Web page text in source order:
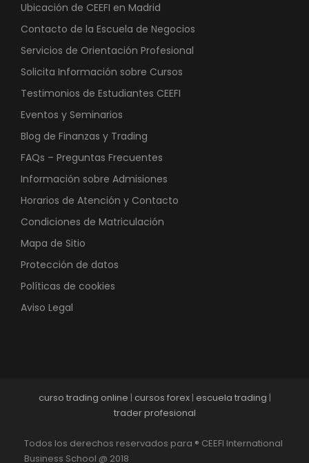
Ubicación de CEEFI en Madrid
Contacto de la Escuela de Negocios
Servicios de Orientación Profesional
Solicita Información sobre Cursos
Testimonios de Estudiantes CEEFI
Eventos y Seminarios
Blog de Finanzas y Trading
FAQs – Preguntas Frecuentes
Información sobre Admisiones
Horarios de Atención y Contacto
Condiciones de Matriculación
Mapa de Sitio
Protección de datos
Políticas de cookies
Aviso Legal
curso trading online | cursos forex| escuela trading |
trader profesional
Todos los derechos reservados para ® CEEFI International
Business School @ 2018